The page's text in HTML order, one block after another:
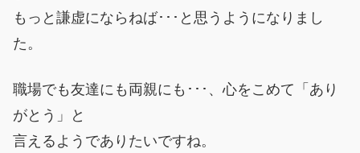
もっと謙虚にならねば･･･と思うようになりまし
た。
職場でも友達にも両親にも･･･、心をこめて「あり
がとう」と
言えるようでありたいですね。